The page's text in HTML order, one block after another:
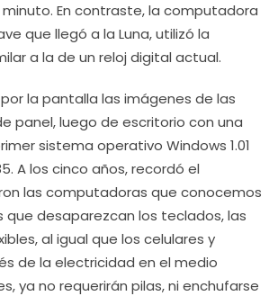
En contraste, la computadora
que llegó a la Luna, utilizó la
a la de un reloj digital actual.
la pantalla las imágenes de las
panel, luego de escritorio con una
sistema operativo Windows 1.01
A los cinco años, recordó el
las computadoras que conocemos
que desaparezcan los teclados, las
al igual que los celulares y
de la electricidad en el medio
ya no requerirán pilas, ni enchufarse